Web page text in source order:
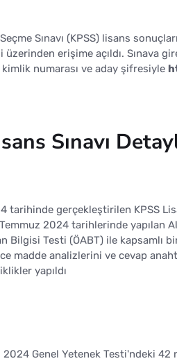
Sınavı (KPSS) lisans
erişime açıldı. Sınava
kimlik numarası ve aday şifresiyle
Sınavı
tarihinde gerçekleştirilen KPSS
2024 tarihlerinde
Bilgisi Testi (ÖABT) ile kapsamlı
madde analizlerini ve cevap
yapıldı
2024 Genel Yetenek Testi'ndeki 42